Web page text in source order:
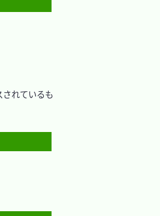
れているも